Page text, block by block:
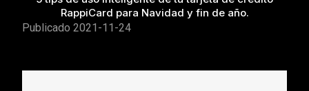
RappiCard para Navidad y fin de año.
Publicado 2021-11-24